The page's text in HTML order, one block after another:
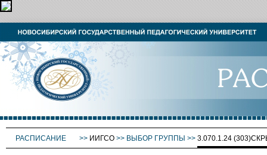
РАСПИСАНИЕ >> ИИГСО >> ВЫБОР ГРУППЫ >> 3.070.1.24